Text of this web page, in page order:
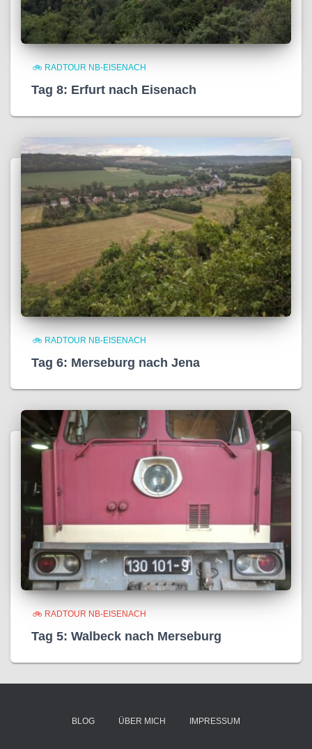
🚲 RADTOUR NB-EISENACH
Tag 8: Erfurt nach Eisenach
🚲 RADTOUR NB-EISENACH
Tag 6: Merseburg nach Jena
🚲 RADTOUR NB-EISENACH
Tag 5: Walbeck nach Merseburg
BLOG ÜBER MICH IMPRESSUM